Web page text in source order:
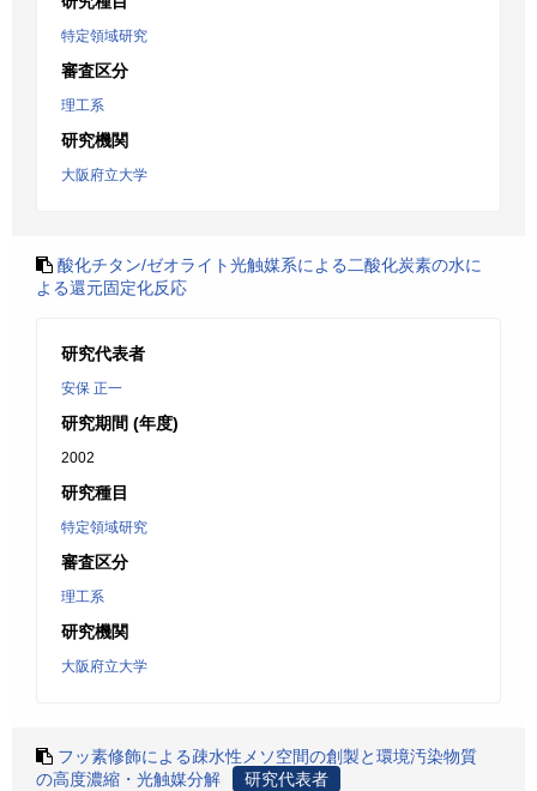
特定領域研究
審査区分
理工系
研究機関
大阪府立大学
酸化チタン/ゼオライト光触媒系による二酸化炭素の水に
よる還元固定化反応
研究代表者
安保 正一
研究期間 (年度)
2002
研究種目
特定領域研究
審査区分
理工系
研究機関
大阪府立大学
フッ素修飾による疎水性メソ空間の創製と環境汚染物質
の高度濃縮・光触媒分解
研究代表者